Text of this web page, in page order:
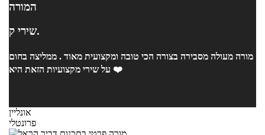
המורה
שירי ק.
מורה מעולה מסבירה בצורה הכי טובה ומקצועית מאוד . ממליצה בחום
על שירי מקצועיות הזאת היא ❤️
אונליין
פרונטלי